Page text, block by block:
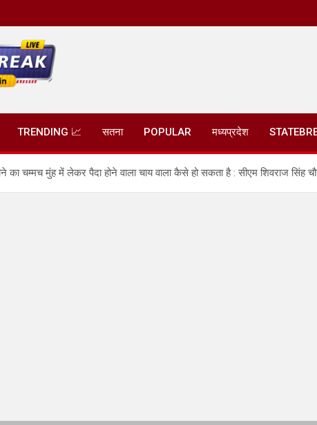
TRENDING 📈 सतना POPULAR मध्यप्रदेश
का चम्मच मुंह में लेकर पैदा होने वाला चाय वाला कैसे हो सकता है : सीएम शिवराज सिंह